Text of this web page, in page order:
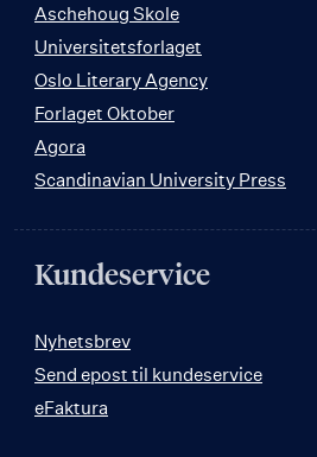
Aschehoug Skole
Universitetsforlaget
Oslo Literary Agency
Forlaget Oktober
Agora
Scandinavian University Press
Kundeservice
Nyhetsbrev
Send epost til kundeservice
eFaktura